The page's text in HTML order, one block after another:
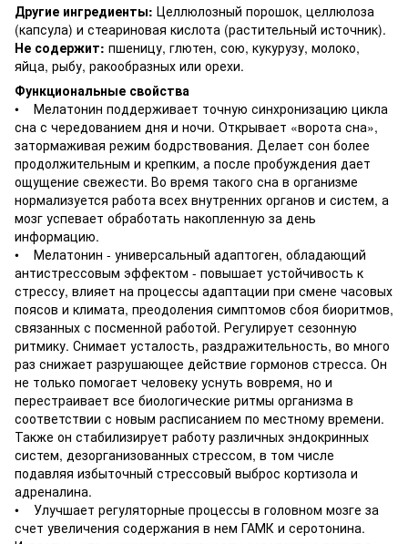
Другие ингредиенты: Целлюлозный порошок, целлюлоза
(капсула) и стеариновая кислота (растительный источник).
Не содержит: пшеницу, глютен, сою, кукурузу, молоко,
яйца, рыбу, ракообразных или орехи.
Функциональные свойства
• Мелатонин поддерживает точную синхронизацию цикла
сна с чередованием дня и ночи. Открывает «ворота сна»,
затормаживая режим бодрствования. Делает сон более
продолжительным и крепким, а после пробуждения дает
ощущение свежести. Во время такого сна в организме
нормализуется работа всех внутренних органов и систем, а
мозг успевает обработать накопленную за день
информацию.
• Мелатонин - универсальный адаптоген, обладающий
антистрессовым эффектом - повышает устойчивость к
стрессу, влияет на процессы адаптации при смене часовых
поясов и климата, преодоления симптомов сбоя биоритмов,
связанных с посменной работой. Регулирует сезонную
ритмику. Снимает усталость, раздражительность, во много
раз снижает разрушающее действие гормонов стресса. Он
не только помогает человеку уснуть вовремя, но и
перестраивает все биологические ритмы организма в
соответствии с новым расписанием по местному времени.
Также он стабилизирует работу различных эндокринных
систем, дезорганизованных стрессом, в том числе
подавляя избыточный стрессовый выброс кортизола и
адреналина.
• Улучшает регуляторные процессы в головном мозге за
счет увеличения содержания в нем ГАМК и серотонина.